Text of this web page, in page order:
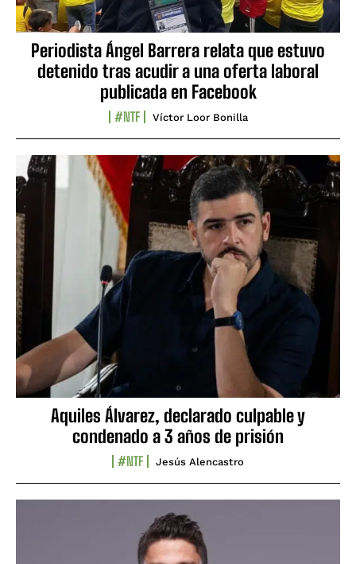
Periodista Ángel Barrera relata que estuvo
detenido tras acudir a una oferta laboral
publicada en Facebook
#NTF Víctor Loor Bonilla
Aquiles Álvarez, declarado culpable y
condenado a 3 años de prisión
#NTF Jesús Alencastro